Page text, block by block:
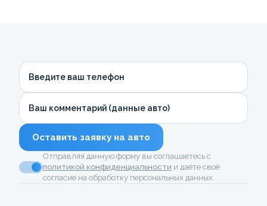
Введите ваш телефон
Ваш комментарий (данные авто)
Оставить заявку на авто
Отправляя данную форму вы соглашаетесь с
политикой конфиденциальности и даёте своё
согласие на обработку персональных данных.